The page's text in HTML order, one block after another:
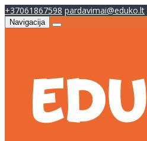
+37061867598 pardavimai@eduko.lt
Navigacija